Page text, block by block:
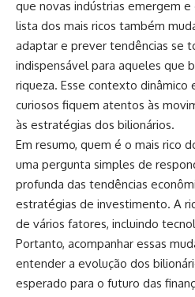
que novas indústrias emergem
lista dos mais ricos também
adaptar e prever tendências se
indispensável para aqueles que
riqueza. Esse contexto dinâmico
curiosos fiquem atentos às
às estratégias dos bilionários.
Em resumo, quem é o mais rico
uma pergunta simples de
profunda das tendências
estratégias de investimento. A
de vários fatores, incluindo
Portanto, acompanhar essas
entender a evolução dos
esperado para o futuro das